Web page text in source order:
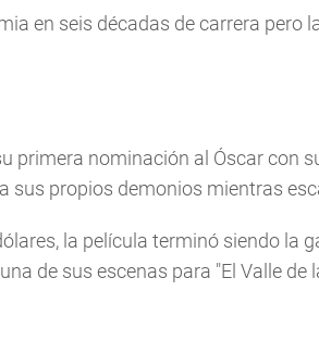
en seis décadas de carrera pero
primera nominación al Óscar con
sus propios demonios mientras
la película terminó siendo la
de sus escenas para "El Valle de